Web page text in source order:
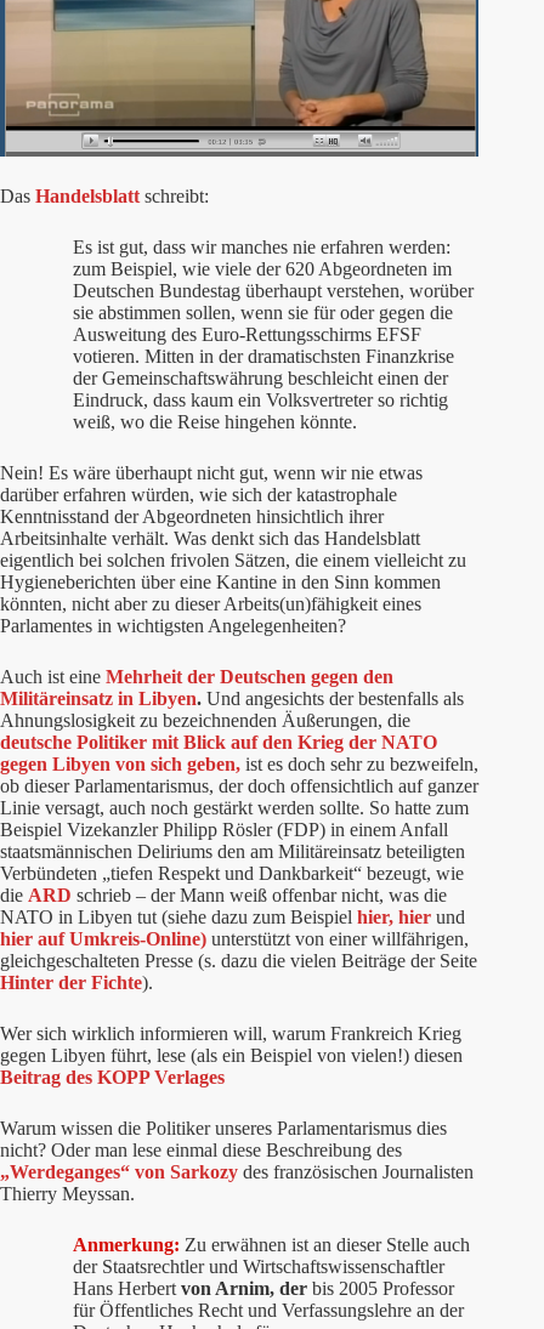
Das Handelsblatt schreibt:
Es ist gut, dass wir manches nie erfahren werden:
zum Beispiel, wie viele der 620 Abgeordneten im
Deutschen Bundestag überhaupt verstehen, worüber
sie abstimmen sollen, wenn sie für oder gegen die
Ausweitung des Euro-Rettungsschirms EFSF
votieren. Mitten in der dramatischsten Finanzkrise
der Gemeinschaftswährung beschleicht einen der
Eindruck, dass kaum ein Volksvertreter so richtig
weiß, wo die Reise hingehen könnte.
Nein! Es wäre überhaupt nicht gut, wenn wir nie etwas
darüber erfahren würden, wie sich der katastrophale
Kenntnisstand der Abgeordneten hinsichtlich ihrer
Arbeitsinhalte verhält. Was denkt sich das Handelsblatt
eigentlich bei solchen frivolen Sätzen, die einem vielleicht zu
Hygieneberichten über eine Kantine in den Sinn kommen
könnten, nicht aber zu dieser Arbeits(un)fähigkeit eines
Parlamentes in wichtigsten Angelegenheiten?
Auch ist eine Mehrheit der Deutschen gegen den
Militäreinsatz in Libyen. Und angesichts der bestenfalls als
Ahnungslosigkeit zu bezeichnenden Äußerungen, die
deutsche Politiker mit Blick auf den Krieg der NATO
gegen Libyen von sich geben, ist es doch sehr zu bezweifeln,
ob dieser Parlamentarismus, der doch offensichtlich auf ganzer
Linie versagt, auch noch gestärkt werden sollte. So hatte zum
Beispiel Vizekanzler Philipp Rösler (FDP) in einem Anfall
staatsmännischen Deliriums den am Militäreinsatz beteiligten
Verbündeten „tiefen Respekt und Dankbarkeit“ bezeugt, wie
die ARD schrieb – der Mann weiß offenbar nicht, was die
NATO in Libyen tut (siehe dazu zum Beispiel hier, hier und
hier auf Umkreis-Online) unterstützt von einer willfährigen,
gleichgeschalteten Presse (s. dazu die vielen Beiträge der Seite
Hinter der Fichte).
Wer sich wirklich informieren will, warum Frankreich Krieg
gegen Libyen führt, lese (als ein Beispiel von vielen!) diesen
Beitrag des KOPP Verlages
Warum wissen die Politiker unseres Parlamentarismus dies
nicht? Oder man lese einmal diese Beschreibung des
„Werdeganges“ von Sarkozy des französischen Journalisten
Thierry Meyssan.
Anmerkung: Zu erwähnen ist an dieser Stelle auch
der Staatsrechtler und Wirtschaftswissenschaftler
Hans Herbert von Arnim, der bis 2005 Professor
für Öffentliches Recht und Verfassungslehre an der